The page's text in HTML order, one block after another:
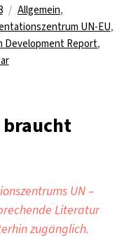
Kategorien
Allgemein,
UN-EU,
Development Report,
zu
und
UN –
Literatur
zugänglich.